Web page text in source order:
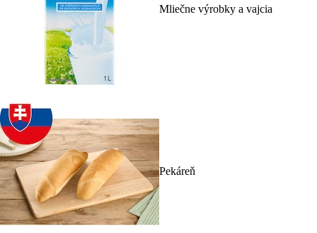
Mliečne výrobky a vajcia
Pekáreň